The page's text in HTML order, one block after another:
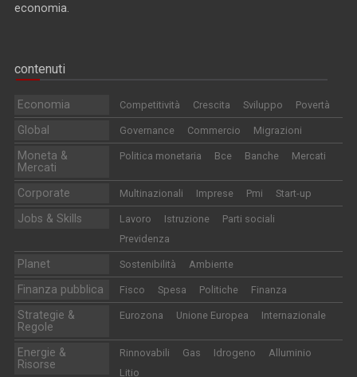
economia.
contenuti
Economia Competitività Crescita Sviluppo Povertà
Global Governance Commercio Migrazioni
Moneta &
Mercati
Politica monetaria Bce Banche Mercati
Corporate Multinazionali Imprese Pmi Start-up
Jobs & Skills Lavoro Istruzione
Parti sociali
Previdenza
Planet Sostenibilità Ambiente
Finanza pubblica Fisco Spesa Politiche Finanza
Strategie &
Regole
Eurozona Unione Europea Internazionale
Energie &
Risorse
Rinnovabili Gas Idrogeno
Alluminio
Litio